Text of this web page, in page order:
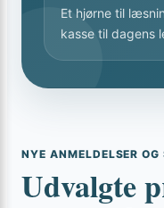
Et hjørne til
kasse til dagens
NYE ANMELDELSER
Udvalgte